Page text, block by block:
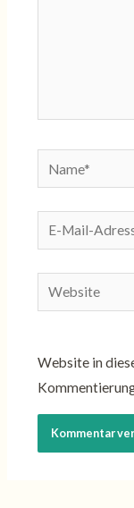
Name*
E-
Mail-
Adresse*
Website
Website in